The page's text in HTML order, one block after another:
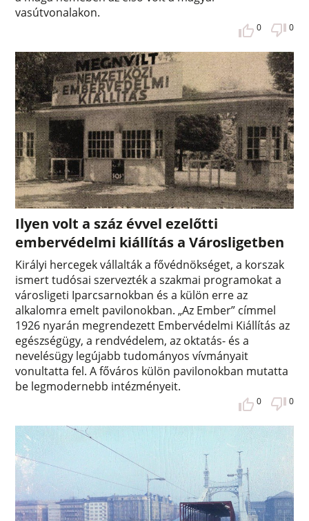
vasútvonalakon.
0 0
Ilyen volt a száz évvel ezelőtti
embervédelmi kiállítás a Városligetben
Királyi hercegek vállalták a fővédnökséget, a korszak
ismert tudósai szervezték a szakmai programokat a
városligeti Iparcsarnokban és a külön erre az
alkalomra emelt pavilonokban. „Az Ember” címmel
1926 nyarán megrendezett Embervédelmi Kiállítás az
egészségügy, a rendvédelem, az oktatás- és a
nevelésügy legújabb tudományos vívmányait
vonultatta fel. A főváros külön pavilonokban mutatta
be legmodernebb intézményeit.
0 0